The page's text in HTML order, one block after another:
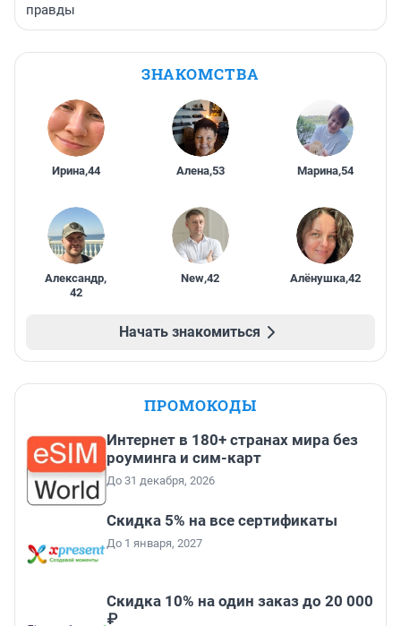
правды
ЗНАКОМСТВА
Ирина,44 Алена,53 Марина,54
Александр,
42
New,42 Алёнушка,42
Начать знакомиться
ПРОМОКОДЫ
Интернет в 180+ странах мира без
роуминга и сим-карт
До 31 декабря, 2026
Скидка 5% на все сертификаты
До 1 января, 2027
Скидка 10% на один заказ до 20 000
₽